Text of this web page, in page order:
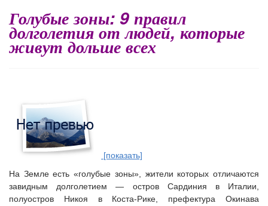
Голубые зоны: 9 правил
долголетия от людей, которые
живут дольше всех
[показать]
На Земле есть «голубые зоны», жители которых отличаются
завидным долголетием — остров Сардиния в Италии,
полуостров Никоя в Коста-Рике, префектура Окинава